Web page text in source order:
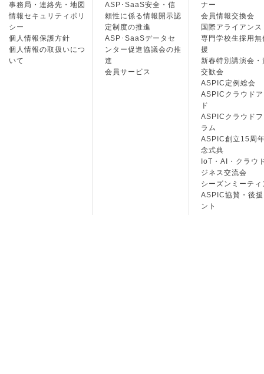
事務局・連絡先・地図
情報セキュリティポリ
シー
個人情報保護方針
個人情報の取扱いにつ
いて
ASP･SaaS安全・信
頼性に係る情報開示認
定制度の推進
ASP･SaaSデータセ
ンター促進協議会の推
進
会員サービス
ナー
会員情報交換会
国際アライアンス
専門学校生採用無
援
新春特別講演会・
交歓会
ASPIC定例総会
ASPICクラウド
ド
ASPICクラウド
ラム
ASPIC創立15周
念式典
IoT・AI・クラウ
ジネス交流会
シーズンミーティ
ASPIC協賛・後
ント